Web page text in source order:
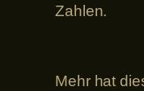
Zahlen.
Mehr hat